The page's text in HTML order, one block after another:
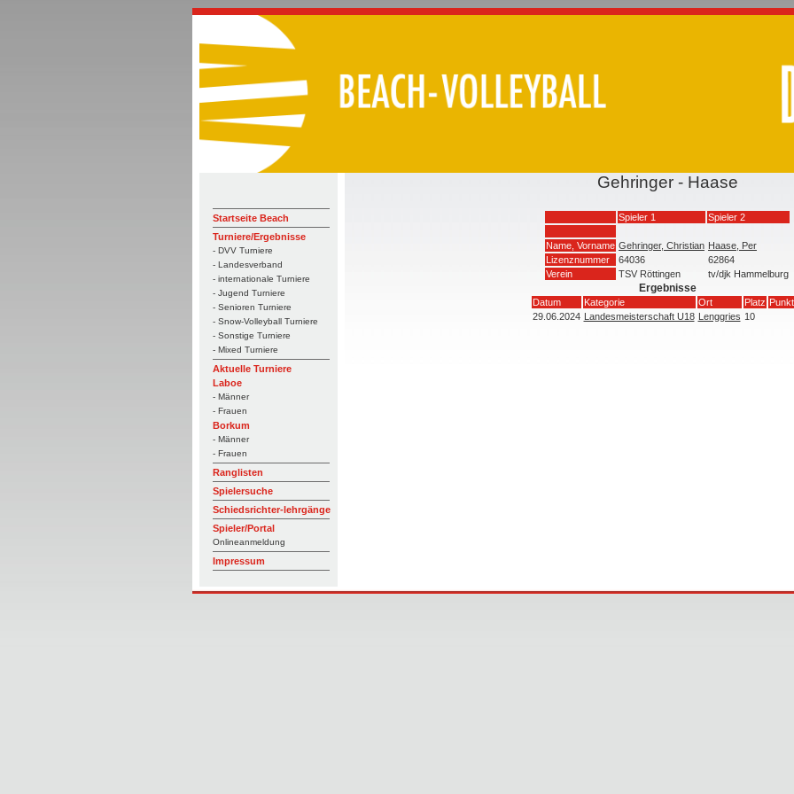
Startseite Beach
Turniere/Ergebnisse
- DVV Turniere
- Landesverband
- internationale Turniere
- Jugend Turniere
- Senioren Turniere
- Snow-Volleyball Turniere
- Sonstige Turniere
- Mixed Turniere
Aktuelle Turniere
Laboe
- Männer
- Frauen
Borkum
- Männer
- Frauen
Ranglisten
Spielersuche
Schiedsrichter-lehrgänge
Spieler/Portal
Onlineanmeldung
Impressum
Gehringer - Haase
Spieler 1 Spieler 2
Name, Vorname Gehringer, Christian Haase, Per
Lizenznummer
64036
62864
Verein
TSV Röttingen tv/djk Hammelburg
Ergebnisse
Datum Kategorie Ort Platz
29.06.2024 Landesmeisterschaft U18 Lenggries 10